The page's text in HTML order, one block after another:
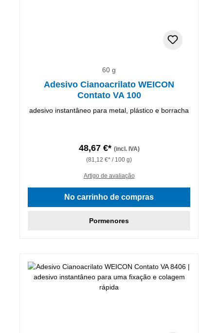
60 g
Adesivo Cianoacrilato WEICON
Contato VA 100
adesivo instantâneo para metal, plástico e borracha
48,67 €* (incl. IVA)
(81,12 €* / 100 g)
Artigo de avaliação
No carrinho de compras
Pormenores